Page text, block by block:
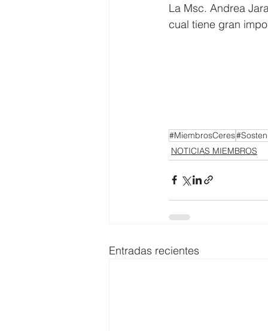
La Msc. Andrea
cual tiene gran
#MiembrosCeres
NOTICIAS MIEMBROS
Entradas recientes